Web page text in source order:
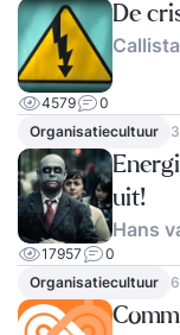
De
4579
0
Organisatiecultuur
uit!
Hans
17957
0
Organisatiecultuur